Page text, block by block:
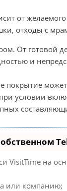
от
отходы с
От готовой
и
покрытие
условии
VisitTime на
или компанию;